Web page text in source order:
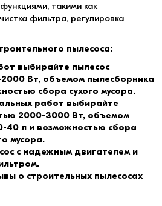
такими как
фильтра, регулировка
пылесоса:
выбирайте пылесос
Вт, объемом пылесборника
сбора сухого мусора.
работ выбирайте
2000-3000 Вт, объемом
40 л и возможностью сбора
мусора.
с надежным двигателем и
о строительных пылесосах